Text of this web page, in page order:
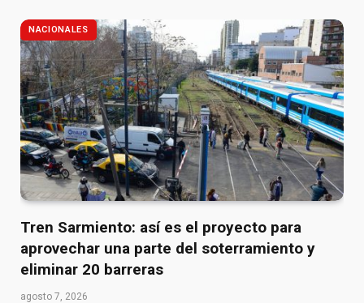
NACIONALES
Tren Sarmiento: así es el proyecto para
aprovechar una parte del soterramiento y
eliminar 20 barreras
agosto 7, 2026